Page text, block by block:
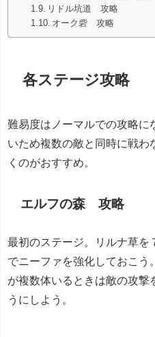
リドル坑道 攻略
オーク砦 攻略
各ステージ攻略
難易度はノーマルでの攻略に
いため複数の敵と同時に戦わ
くのがおすすめ。
エルフの森 攻略
最初のステージ。リルナ草を
でニーファを強化しておこう
が複数体いるときは敵の攻撃
うにしよう。